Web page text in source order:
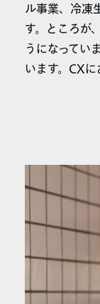
ル事業、冷凍
す。ところが
うになってい
います。CX